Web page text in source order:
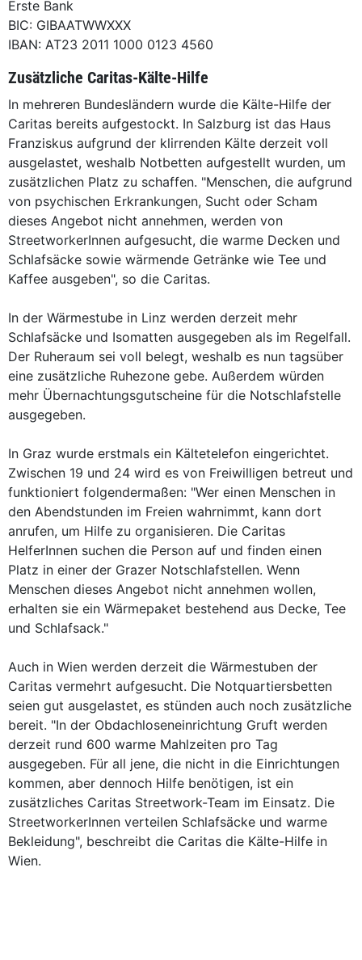
Erste Bank
BIC: GIBAATWWXXX
IBAN: AT23 2011 1000 0123 4560
Zusätzliche Caritas-Kälte-Hilfe
In mehreren Bundesländern wurde die Kälte-Hilfe der
Caritas bereits aufgestockt. In Salzburg ist das Haus
Franziskus aufgrund der klirrenden Kälte derzeit voll
ausgelastet, weshalb Notbetten aufgestellt wurden, um
zusätzlichen Platz zu schaffen. "Menschen, die aufgrund
von psychischen Erkrankungen, Sucht oder Scham
dieses Angebot nicht annehmen, werden von
StreetworkerInnen aufgesucht, die warme Decken und
Schlafsäcke sowie wärmende Getränke wie Tee und
Kaffee ausgeben", so die Caritas.
In der Wärmestube in Linz werden derzeit mehr
Schlafsäcke und Isomatten ausgegeben als im Regelfall.
Der Ruheraum sei voll belegt, weshalb es nun tagsüber
eine zusätzliche Ruhezone gebe. Außerdem würden
mehr Übernachtungsgutscheine für die Notschlafstelle
ausgegeben.
In Graz wurde erstmals ein Kältetelefon eingerichtet.
Zwischen 19 und 24 wird es von Freiwilligen betreut und
funktioniert folgendermaßen: "Wer einen Menschen in
den Abendstunden im Freien wahrnimmt, kann dort
anrufen, um Hilfe zu organisieren. Die Caritas
HelferInnen suchen die Person auf und finden einen
Platz in einer der Grazer Notschlafstellen. Wenn
Menschen dieses Angebot nicht annehmen wollen,
erhalten sie ein Wärmepaket bestehend aus Decke, Tee
und Schlafsack."
Auch in Wien werden derzeit die Wärmestuben der
Caritas vermehrt aufgesucht. Die Notquartiersbetten
seien gut ausgelastet, es stünden auch noch zusätzliche
bereit. "In der Obdachloseneinrichtung Gruft werden
derzeit rund 600 warme Mahlzeiten pro Tag
ausgegeben. Für all jene, die nicht in die Einrichtungen
kommen, aber dennoch Hilfe benötigen, ist ein
zusätzliches Caritas Streetwork-Team im Einsatz. Die
StreetworkerInnen verteilen Schlafsäcke und warme
Bekleidung", beschreibt die Caritas die Kälte-Hilfe in
Wien.